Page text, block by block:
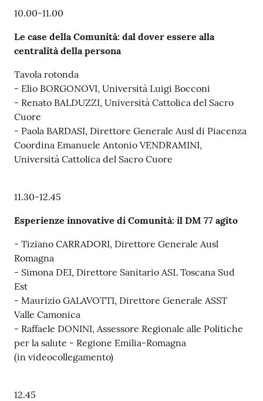
10.00-11.00
Le case della Comunità: dal dover essere alla
centralità della persona
Tavola rotonda
- Elio BORGONOVI, Università Luigi Bocconi
- Renato BALDUZZI, Università Cattolica del Sacro
Cuore
- Paola BARDASI, Direttore Generale Ausl di Piacenza
Coordina Emanuele Antonio VENDRAMINI,
Università Cattolica del Sacro Cuore
11.30-12.45
Esperienze innovative di Comunità: il DM 77 agito
- Tiziano CARRADORI, Direttore Generale Ausl
Romagna
- Simona DEI, Direttore Sanitario ASL Toscana Sud
Est
- Maurizio GALAVOTTI, Direttore Generale ASST
Valle Camonica
- Raffaele DONINI, Assessore Regionale alle Politiche
per la salute - Regione Emilia-Romagna
(in videocollegamento)
12.45